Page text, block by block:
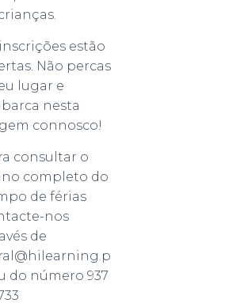
estão
Não percas
lugar e
nesta
connosco!
consultar o
completo do
de férias
nos
de
do número 937